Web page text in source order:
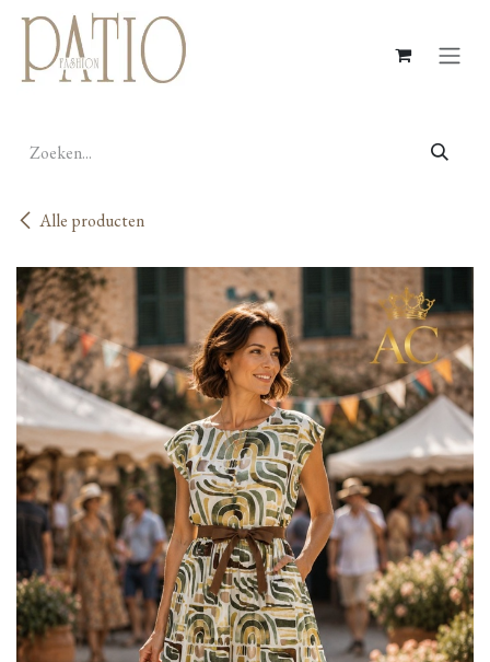
Overslaan naar inhoud
Alle producten